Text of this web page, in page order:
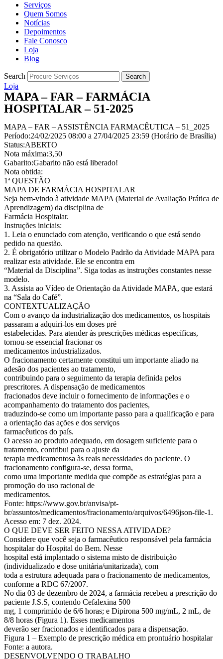
Serviços
Quem Somos
Notícias
Depoimentos
Fale Conosco
Loja
Blog
Search Search
Loja
MAPA – FAR – FARMÁCIA
HOSPITALAR – 51-2025
MAPA – FAR – ASSISTÊNCIA FARMACÊUTICA – 51_2025
Período:24/02/2025 08:00 a 27/04/2025 23:59 (Horário de Brasília)
Status:ABERTO
Nota máxima:3,50
Gabarito:Gabarito não está liberado!
Nota obtida:
1ª QUESTÃO
MAPA DE FARMÁCIA HOSPITALAR
Seja bem-vindo à atividade MAPA (Material de Avaliação Prática de
Aprendizagem) da disciplina de
Farmácia Hospitalar.
Instruções iniciais:
1. Leia o enunciado com atenção, verificando o que está sendo
pedido na questão.
2. É obrigatório utilizar o Modelo Padrão da Atividade MAPA para
realizar esta atividade. Ele se encontra em
“Material da Disciplina”. Siga todas as instruções constantes nesse
modelo.
3. Assista ao Vídeo de Orientação da Atividade MAPA, que estará
na “Sala do Café”.
CONTEXTUALIZAÇÃO
Com o avanço da industrialização dos medicamentos, os hospitais
passaram a adquiri-los em doses pré
estabelecidas. Para atender às prescrições médicas específicas,
tornou-se essencial fracionar os
medicamentos industrializados.
O fracionamento certamente constitui um importante aliado na
adesão dos pacientes ao tratamento,
contribuindo para o seguimento da terapia definida pelos
prescritores. A dispensação de medicamentos
fracionados deve incluir o fornecimento de informações e o
acompanhamento do tratamento dos pacientes,
traduzindo-se como um importante passo para a qualificação e para
a orientação das ações e dos serviços
farmacêuticos do país.
O acesso ao produto adequado, em dosagem suficiente para o
tratamento, contribui para o ajuste da
terapia medicamentosa às reais necessidades do paciente. O
fracionamento configura-se, dessa forma,
como uma importante medida que compõe as estratégias para a
promoção do uso racional de
medicamentos.
Fonte: https://www.gov.br/anvisa/pt-
br/assuntos/medicamentos/fracionamento/arquivos/6496json-file-1.
Acesso em: 7 dez. 2024.
O QUE DEVE SER FEITO NESSA ATIVIDADE?
Considere que você seja o farmacêutico responsável pela farmácia
hospitalar do Hospital do Bem. Nesse
hospital está implantado o sistema misto de distribuição
(individualizado e dose unitária/unitarizada), com
toda a estrutura adequada para o fracionamento de medicamentos,
conforme a RDC 67/2007.
No dia 03 de dezembro de 2024, a farmácia recebeu a prescrição do
paciente J.S.S, contendo Cefalexina 500
mg, 1 comprimido de 6/6 horas; e Dipirona 500 mg/mL, 2 mL, de
8/8 horas (Figura 1). Esses medicamentos
deverão ser fracionados e identificados para a dispensação.
Figura 1 – Exemplo de prescrição médica em prontuário hospitalar
Fonte: a autora.
DESENVOLVENDO O TRABALHO